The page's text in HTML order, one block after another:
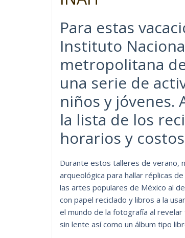
Para estas
Instituto
metropolitana
una serie de
niños y jóvenes.
la lista de los
horarios y
Durante estos talleres de verano,
arqueológica para hallar réplicas
las artes populares de México al
con papel reciclado y libros a la
el mundo de la fotografía al
sin lente así como un álbum tipo